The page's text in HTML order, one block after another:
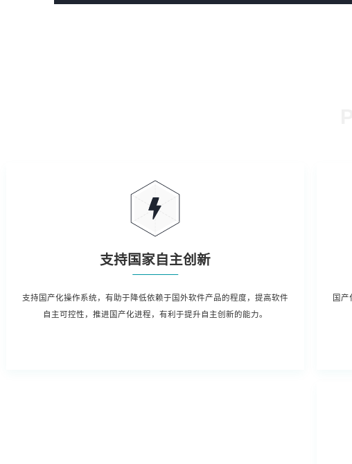
支持国家自主创新
支持国产化操作系统，有助于降低依赖于国外软件产品的程度，提高软件
自主可控性，推进国产化进程，有利于提升自主创新的能力。
国产